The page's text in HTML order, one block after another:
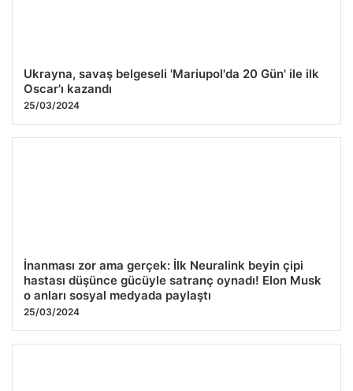
Ukrayna, savaş belgeseli 'Mariupol'da 20 Gün' ile ilk
Oscar'ı kazandı
25/03/2024
İnanması zor ama gerçek: İlk Neuralink beyin çipi
hastası düşünce gücüyle satranç oynadı! Elon Musk
o anları sosyal medyada paylaştı
25/03/2024